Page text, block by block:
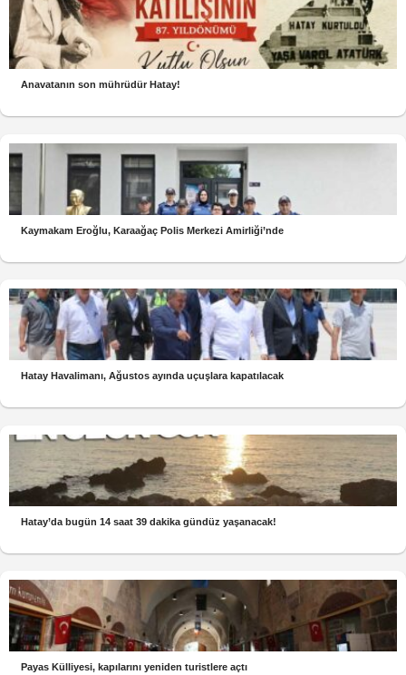
Anavatanın son mührüdür Hatay!
Kaymakam Eroğlu, Karaağaç Polis Merkezi Amirliği’nde
Hatay Havalimanı, Ağustos ayında uçuşlara kapatılacak
Hatay’da bugün 14 saat 39 dakika gündüz yaşanacak!
Payas Külliyesi, kapılarını yeniden turistlere açtı